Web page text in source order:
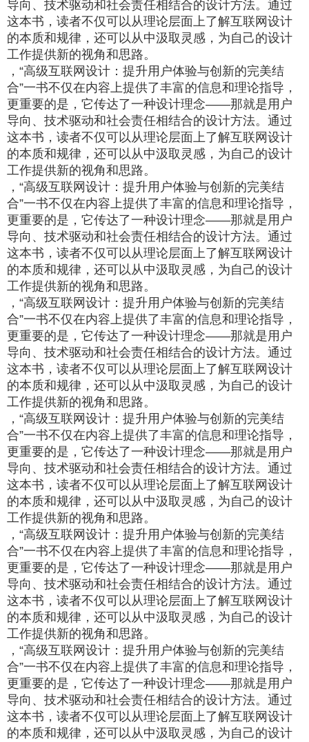
导向、技术驱动和社会责任相结合的设计方法。通过
这本书，读者不仅可以从理论层面上了解互联网设计
的本质和规律，还可以从中汲取灵感，为自己的设计
工作提供新的视角和思路。
，“高级互联网设计：提升用户体验与创新的完美结
合”一书不仅在内容上提供了丰富的信息和理论指导，
更重要的是，它传达了一种设计理念——那就是用户
导向、技术驱动和社会责任相结合的设计方法。通过
这本书，读者不仅可以从理论层面上了解互联网设计
的本质和规律，还可以从中汲取灵感，为自己的设计
工作提供新的视角和思路。
，“高级互联网设计：提升用户体验与创新的完美结
合”一书不仅在内容上提供了丰富的信息和理论指导，
更重要的是，它传达了一种设计理念——那就是用户
导向、技术驱动和社会责任相结合的设计方法。通过
这本书，读者不仅可以从理论层面上了解互联网设计
的本质和规律，还可以从中汲取灵感，为自己的设计
工作提供新的视角和思路。
，“高级互联网设计：提升用户体验与创新的完美结
合”一书不仅在内容上提供了丰富的信息和理论指导，
更重要的是，它传达了一种设计理念——那就是用户
导向、技术驱动和社会责任相结合的设计方法。通过
这本书，读者不仅可以从理论层面上了解互联网设计
的本质和规律，还可以从中汲取灵感，为自己的设计
工作提供新的视角和思路。
，“高级互联网设计：提升用户体验与创新的完美结
合”一书不仅在内容上提供了丰富的信息和理论指导，
更重要的是，它传达了一种设计理念——那就是用户
导向、技术驱动和社会责任相结合的设计方法。通过
这本书，读者不仅可以从理论层面上了解互联网设计
的本质和规律，还可以从中汲取灵感，为自己的设计
工作提供新的视角和思路。
，“高级互联网设计：提升用户体验与创新的完美结
合”一书不仅在内容上提供了丰富的信息和理论指导，
更重要的是，它传达了一种设计理念——那就是用户
导向、技术驱动和社会责任相结合的设计方法。通过
这本书，读者不仅可以从理论层面上了解互联网设计
的本质和规律，还可以从中汲取灵感，为自己的设计
工作提供新的视角和思路。
，“高级互联网设计：提升用户体验与创新的完美结
合”一书不仅在内容上提供了丰富的信息和理论指导，
更重要的是，它传达了一种设计理念——那就是用户
导向、技术驱动和社会责任相结合的设计方法。通过
这本书，读者不仅可以从理论层面上了解互联网设计
的本质和规律，还可以从中汲取灵感，为自己的设计